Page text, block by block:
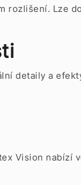
Lze
detaily a
Vision